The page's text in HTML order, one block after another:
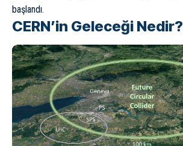
başlandı.
CERN’in Geleceği Nedir?